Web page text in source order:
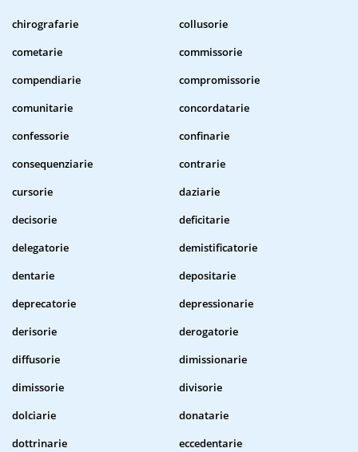
chirografarie
collusorie
cometarie
commissorie
compendiarie
compromissorie
comunitarie
concordatarie
confessorie
confinarie
consequenziarie
contrarie
cursorie
daziarie
decisorie
deficitarie
delegatorie
demistificatorie
dentarie
depositarie
deprecatorie
depressionarie
derisorie
derogatorie
diffusorie
dimissionarie
dimissorie
divisorie
dolciarie
donatarie
dottrinarie
eccedentarie